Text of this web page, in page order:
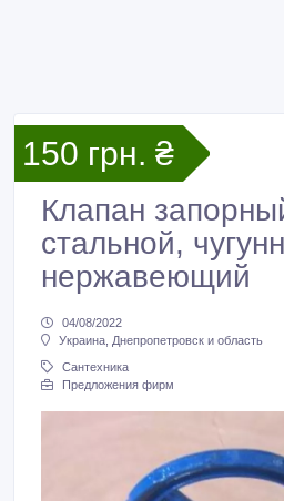
150 грн. ₴
Клапан
стальной,
нержавеющий
04/08/2022
Украина, Днепропетровск и область
Сантехника
Предложения фирм